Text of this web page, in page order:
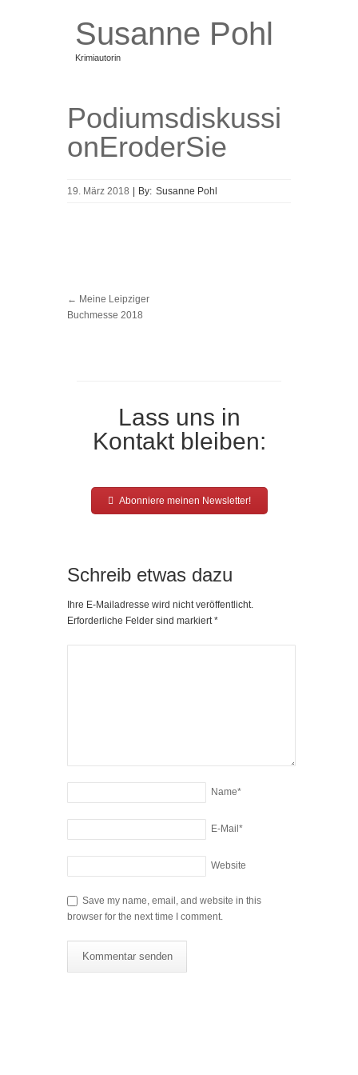
Susanne Pohl
Krimiautorin
Blog Über mich Termine
Podiumsdiskussi
onEroderSie
19. März 2018 | By: Susanne Pohl
← Meine Leipziger
Buchmesse 2018
Lass uns in
Kontakt bleiben:
Abonniere meinen Newsletter!
Schreib etwas dazu
Ihre E-Mailadresse wird nicht veröffentlicht.
Erforderliche Felder sind markiert*
Name*
E-Mail *
Website
Save my name, email, and website in this
browser for the next time I comment.